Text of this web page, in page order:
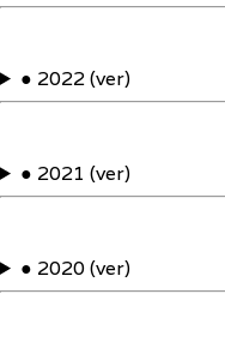
● 2022 (ver)
● 2021 (ver)
● 2020 (ver)